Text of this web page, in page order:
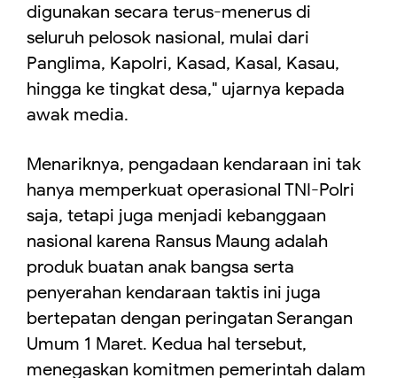
digunakan secara terus-menerus di
seluruh pelosok nasional, mulai dari
Panglima, Kapolri, Kasad, Kasal, Kasau,
hingga ke tingkat desa," ujarnya kepada
awak media.
Menariknya, pengadaan kendaraan ini tak
hanya memperkuat operasional TNI-Polri
saja, tetapi juga menjadi kebanggaan
nasional karena Ransus Maung adalah
produk buatan anak bangsa serta
penyerahan kendaraan taktis ini juga
bertepatan dengan peringatan Serangan
Umum 1 Maret. Kedua hal tersebut,
menegaskan komitmen pemerintah dalam